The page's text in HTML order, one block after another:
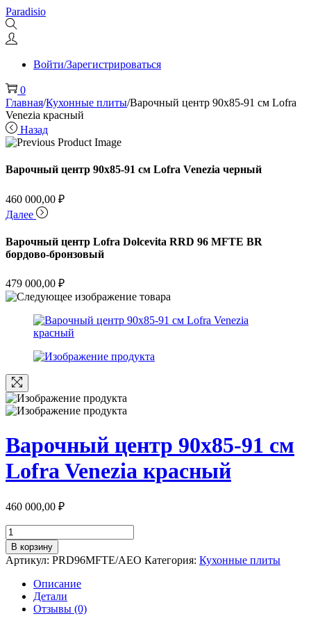
Перейти
к
навигации
Перейти
к
содержимому
Paradisio
Войти/Зарегистрироваться
0
Главная/Кухонные плиты/Варочный центр 90х85-91 см Lofra
Venezia красный
Назад
Варочный центр 90х85-91 см Lofra Venezia черный
460 000,00 ₽
Далее
Варочный центр Lofra Dolcevita RRD 96 MFTE BR
бордово-бронзовый
479 000,00 ₽
Варочный центр 90х85-91 см
Lofra Venezia красный
460 000,00 ₽
Количество
товара
Варочный
центр
90х85-
В корзину
Артикул: PRD96MFTE/AEO Категория: Кухонные плиты
Описание
Детали
Отзывы (0)